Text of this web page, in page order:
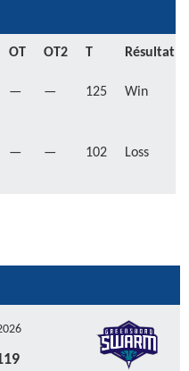
OT OT2 T Résultat
— — 125 Win
— — 102 Loss